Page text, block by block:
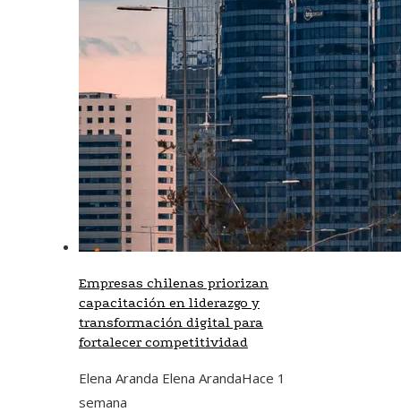
Empresas chilenas priorizan
capacitación en liderazgo y
transformación digital para
fortalecer competitividad
Elena Aranda Elena ArandaHace 1
semana